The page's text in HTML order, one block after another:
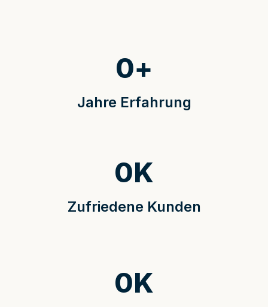
Jahre Erfahrung
0+
Zufriedene Kunden
0K
0K